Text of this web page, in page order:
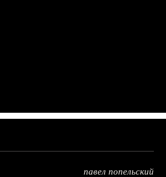
павел попельский